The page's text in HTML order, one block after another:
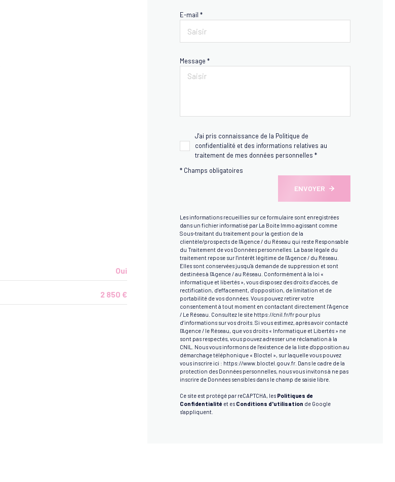
Oui
2 850 €
E-mail *
Message *
J'ai pris connaissance de la Politique de
confidentialité et des informations relatives au
traitement de mes données personnelles *
* Champs obligatoires
ENVOYER
Les informations recueillies sur ce formulaire sont enregistrées
dans un fichier informatisé par La Boite Immo agissant comme
Sous-traitant du traitement pour la gestion de la
clientèle/prospects de l'Agence / du Réseau qui reste Responsable
du Traitement de vos Données personnelles. La base légale du
traitement repose sur l'intérêt légitime de l'Agence / du Réseau.
Elles sont conservées jusqu'à demande de suppression et sont
destinées à l'Agence / au Réseau. Conformément à la loi «
informatique et libertés », vous disposez des droits d’accès, de
rectification, d’effacement, d’opposition, de limitation et de
portabilité de vos données. Vous pouvez retirer votre
consentement à tout moment en contactant directement l’Agence
/ Le Réseau. Consultez le site https://cnil.fr/frpour plus
d’informations sur vos droits. Si vous estimez, après avoir contacté
l'Agence / le Réseau, que vos droits « Informatique et Libertés » ne
sont pas respectés, vous pouvez adresser une réclamation à la
CNIL. Nous vous informons de l’existence de la liste d'opposition au
démarchage téléphonique « Bloctel », sur laquelle vous pouvez
vous inscrire ici : https://www.bloctel.gouv.fr. Dans le cadre de la
protection des Données personnelles, nous vous invitons à ne pas
inscrire de Données sensibles dans le champ de saisie libre.
Ce site est protégé par reCAPTCHA, lesPolitiques de
Confidentialitéet esConditions d'utilisation de Google
s'appliquent.